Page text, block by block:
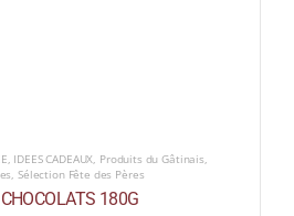
IDEES CADEAUX Produits du Gâtinais
,Sélection Fête des Pères
180G